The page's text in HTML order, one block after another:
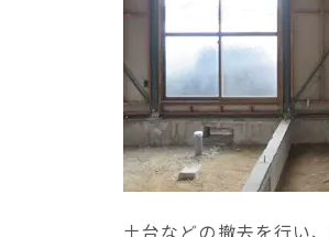
土台などの撤去を行い